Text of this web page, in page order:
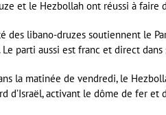
et le Hezbollah ont réussi à faire
des libano-druzes soutiennent le
Le parti aussi est franc et direct
la matinée de vendredi, le
d’Israël, activant le dôme de fer